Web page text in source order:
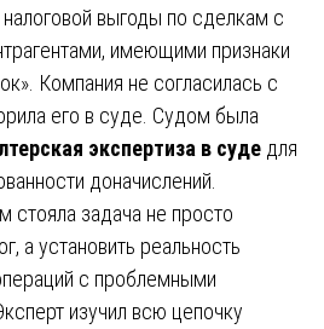
выгоды по сделкам с
имеющими признаки
Компания не согласилась с
его в суде. Судом была
экспертиза в суде для
доначислений.
стояла задача не просто
а установить реальность
с проблемными
изучил всю цепочку